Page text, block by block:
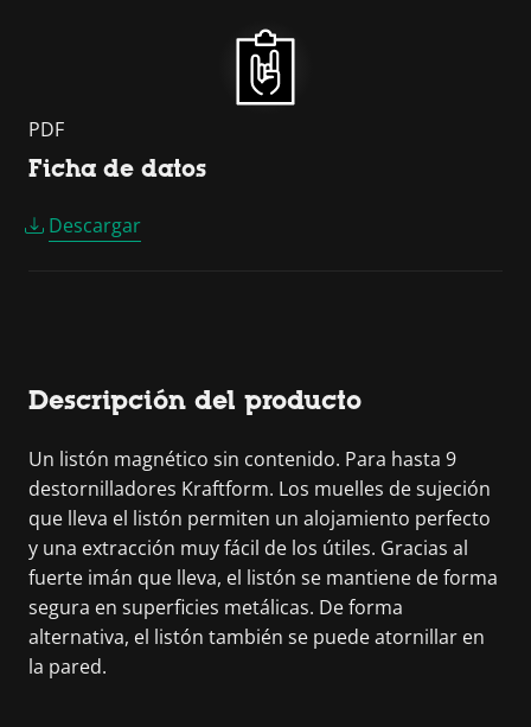
PDF
Ficha de datos
Descargar
Descripción del producto
Un listón magnético sin contenido. Para hasta 9
destornilladores Kraftform. Los muelles de sujeción
que lleva el listón permiten un alojamiento perfecto
y una extracción muy fácil de los útiles. Gracias al
fuerte imán que lleva, el listón se mantiene de forma
segura en superficies metálicas. De forma
alternativa, el listón también se puede atornillar en
la pared.